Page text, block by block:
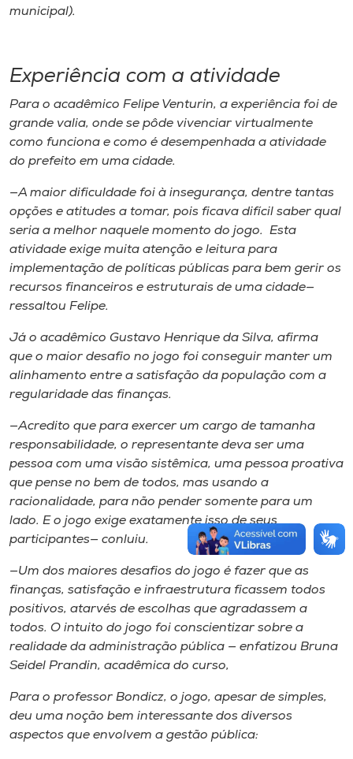
municipal).
Experiência com a atividade
Para o acadêmico Felipe Venturin, a experiência foi de
grande valia, onde se pôde vivenciar virtualmente
como funciona e como é desempenhada a atividade
do prefeito em uma cidade.
—A maior dificuldade foi à insegurança, dentre tantas
opções e atitudes a tomar, pois ficava difícil saber qual
seria a melhor naquele momento do jogo. Esta
atividade exige muita atenção e leitura para
implementação de políticas públicas para bem gerir os
recursos financeiros e estruturais de uma cidade—
ressaltou Felipe.
Já o acadêmico Gustavo Henrique da Silva, afirma
que o maior desafio no jogo foi conseguir manter um
alinhamento entre a satisfação da população com a
regularidade das finanças.
—Acredito que para exercer um cargo de tamanha
responsabilidade, o representante deva ser uma
pessoa com uma visão sistêmica, uma pessoa proativa
que pense no bem de todos, mas usando a
racionalidade, para não pender somente para um
lado. E o jogo exige exatamente isso de seus
participantes— conluiu.
—Um dos maiores desafios do jogo é fazer que as
finanças, satisfação e infraestrutura ficassem todos
positivos, atarvés de escolhas que agradassem a
todos. O intuito do jogo foi conscientizar sobre a
realidade da administração pública — enfatizou Bruna
Seidel Prandin, acadêmica do curso,
Para o professor Bondicz, o jogo, apesar de simples,
deu uma noção bem interessante dos diversos
aspectos que envolvem a gestão pública: